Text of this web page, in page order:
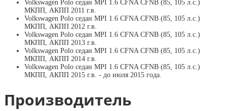
Volkswagen Polo седан MPI 1.6 CFNA CFNB (85, 105 л.с.)
МКПП, АКПП 2011 г.в.
Volkswagen Polo седан MPI 1.6 CFNA CFNB (85, 105 л.с.)
МКПП, АКПП 2012 г.в.
Volkswagen Polo седан MPI 1.6 CFNA CFNB (85, 105 л.с.)
МКПП, АКПП 2013 г.в.
Volkswagen Polo седан MPI 1.6 CFNA CFNB (85, 105 л.с.)
МКПП, АКПП 2014 г.в.
Volkswagen Polo седан MPI 1.6 CFNA CFNB (85, 105 л.с.)
МКПП, АКПП 2015 г.в. - до июля 2015 года.
Производитель